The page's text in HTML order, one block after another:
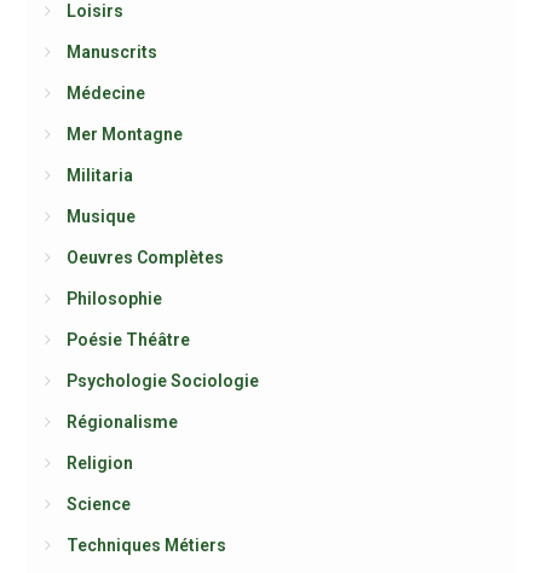
Loisirs
Manuscrits
Médecine
Mer Montagne
Militaria
Musique
Oeuvres Complètes
Philosophie
Poésie Théâtre
Psychologie Sociologie
Régionalisme
Religion
Science
Techniques Métiers